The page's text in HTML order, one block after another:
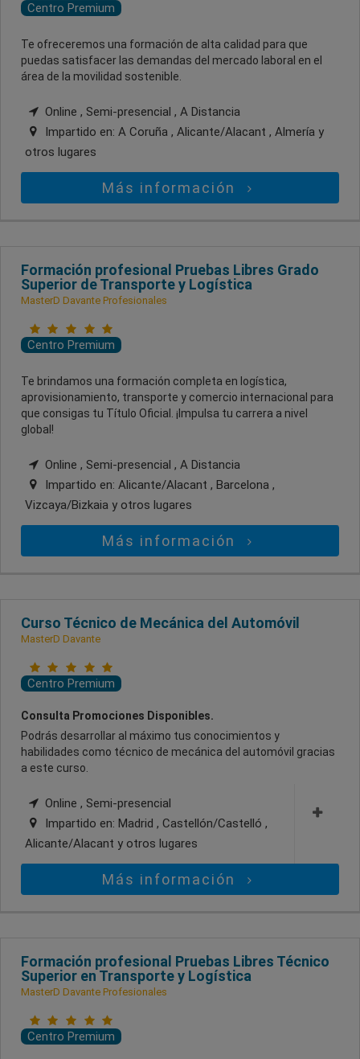
Centro Premium
Te ofreceremos una formación de alta calidad para que
puedas satisfacer las demandas del mercado laboral en el
área de la movilidad sostenible.
Online , Semi-presencial , A Distancia
Impartido en: A Coruña , Alicante/Alacant , Almería y
otros lugares
Más información
Formación profesional Pruebas Libres Grado
Superior de Transporte y Logística
MasterD Davante Profesionales
Centro Premium
Te brindamos una formación completa en logística,
aprovisionamiento, transporte y comercio internacional para
que consigas tu Título Oficial. ¡Impulsa tu carrera a nivel
global!
Online , Semi-presencial , A Distancia
Impartido en: Alicante/Alacant , Barcelona ,
Vizcaya/Bizkaia y otros lugares
Más información
Curso Técnico de Mecánica del Automóvil
MasterD Davante
Centro Premium
Consulta Promociones Disponibles.
Podrás desarrollar al máximo tus conocimientos y
habilidades como técnico de mecánica del automóvil gracias
a este curso.
Online , Semi-presencial
Impartido en: Madrid , Castellón/Castelló ,
Alicante/Alacant y otros lugares
Más información
Formación profesional Pruebas Libres Técnico
Superior en Transporte y Logística
MasterD Davante Profesionales
Centro Premium